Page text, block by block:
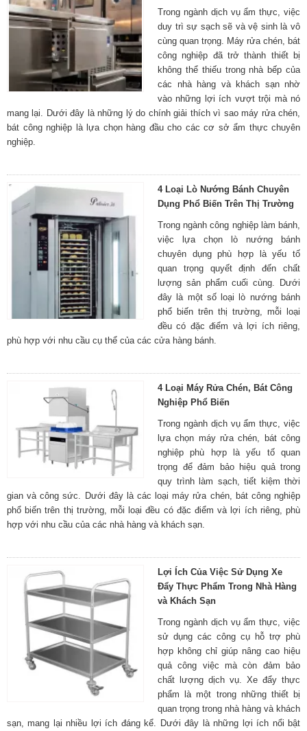
Trong ngành dịch vụ ẩm thực, việc
duy trì sự sạch sẽ và vệ sinh là vô
cùng quan trọng. Máy rửa chén, bát
công nghiệp đã trở thành thiết bị
không thể thiếu trong nhà bếp của
các nhà hàng và khách sạn nhờ
vào những lợi ích vượt trội mà nó
mang lại. Dưới đây là những lý do chính giải thích vì sao máy rửa chén,
bát công nghiệp là lựa chọn hàng đầu cho các cơ sở ẩm thực chuyên
nghiệp.
4 Loại Lò Nướng Bánh Chuyên
Dụng Phổ Biến Trên Thị Trường
Trong ngành công nghiệp làm bánh,
việc lựa chọn lò nướng bánh
chuyên dụng phù hợp là yếu tố
quan trọng quyết định đến chất
lượng sản phẩm cuối cùng. Dưới
đây là một số loại lò nướng bánh
phổ biến trên thị trường, mỗi loại
đều có đặc điểm và lợi ích riêng,
phù hợp với nhu cầu cụ thể của các cửa hàng bánh.
4 Loại Máy Rửa Chén, Bát Công
Nghiệp Phổ Biến
Trong ngành dịch vụ ẩm thực, việc
lựa chọn máy rửa chén, bát công
nghiệp phù hợp là yếu tố quan
trọng để đảm bảo hiệu quả trong
quy trình làm sạch, tiết kiệm thời
gian và công sức. Dưới đây là các loại máy rửa chén, bát công nghiệp
phổ biến trên thị trường, mỗi loại đều có đặc điểm và lợi ích riêng, phù
hợp với nhu cầu của các nhà hàng và khách sạn.
Lợi Ích Của Việc Sử Dụng Xe
Đẩy Thực Phẩm Trong Nhà Hàng
và Khách Sạn
Trong ngành dịch vụ ẩm thực, việc
sử dụng các công cụ hỗ trợ phù
hợp không chỉ giúp nâng cao hiệu
quả công việc mà còn đảm bảo
chất lượng dịch vụ. Xe đẩy thực
phẩm là một trong những thiết bị
quan trọng trong nhà hàng và khách
sạn, mang lại nhiều lợi ích đáng kể. Dưới đây là những lợi ích nổi bật